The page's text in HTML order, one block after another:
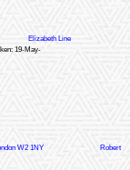
Elizabeth Line
19-May-
W2 1NY
Robert